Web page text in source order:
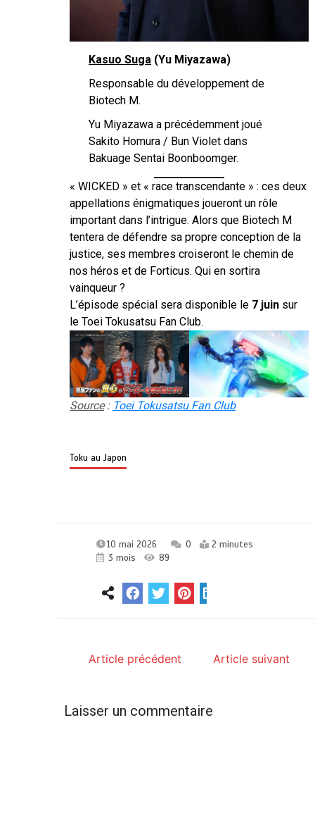
Kasuo Suga (Yu Miyazawa)
Responsable du développement de
Biotech M.
Yu Miyazawa a précédemment joué
Sakito Homura / Bun Violet dans
Bakuage Sentai Boonboomger.
« WICKED » et « race transcendante » : ces deux
appellations énigmatiques joueront un rôle
important dans l’intrigue. Alors que Biotech M
tentera de défendre sa propre conception de la
justice, ses membres croiseront le chemin de
nos héros et de Forticus. Qui en sortira
vainqueur ?
L’épisode spécial sera disponible le 7 juin sur
le Toei Tokusatsu Fan Club.
Source: Toei Tokusatsu Fan Club
Toku au Japon
10 mai 2026 0
2 minutes
3 mois
89
Article précédent Article suivant
Laisser un commentaire